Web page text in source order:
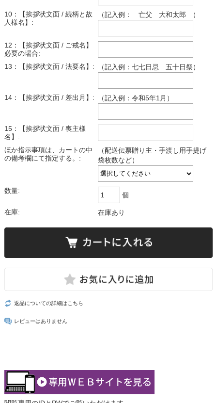
10：【挨拶状文面 / 続柄と故
人様名】:
（記入例： 亡父 大和太郎 ）
12：【挨拶状文面 / ご戒名】
必要の場合:
13：【挨拶状文面 / 法要名】:
（記入例：七七日忌 五十日祭）
14：【挨拶状文面 / 差出月】: （記入例：令和5年1月）
15：【挨拶状文面 / 喪主様
名】:
ほか指示事項は、カートの中
の備考欄にて指定する。:
（配送伝票贈り主・手渡し用手提げ
袋枚数など）
数量:
個
在庫: 在庫あり
返品についての詳細はこちら
レビューはありません